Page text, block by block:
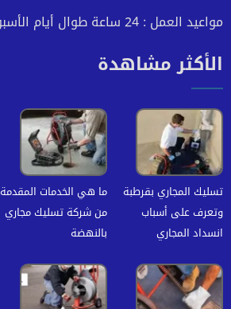
مواعيد العمل : 24 ساعة طوال أيام الأسبوع
الأكثر مشاهدة
تسليك المجاري بقرطبة
وتعرف على أسباب
انسداد المجاري
ما هي الخدمات المقدمة
من شركة تسليك مجاري
بالنهضة